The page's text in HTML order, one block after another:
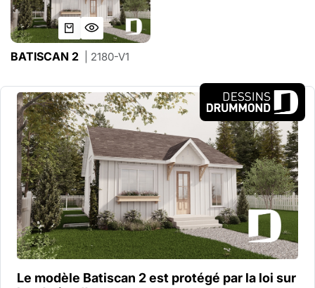
BATISCAN 2 | 2180-V1
Le modèle Batiscan 2 est protégé par la loi sur